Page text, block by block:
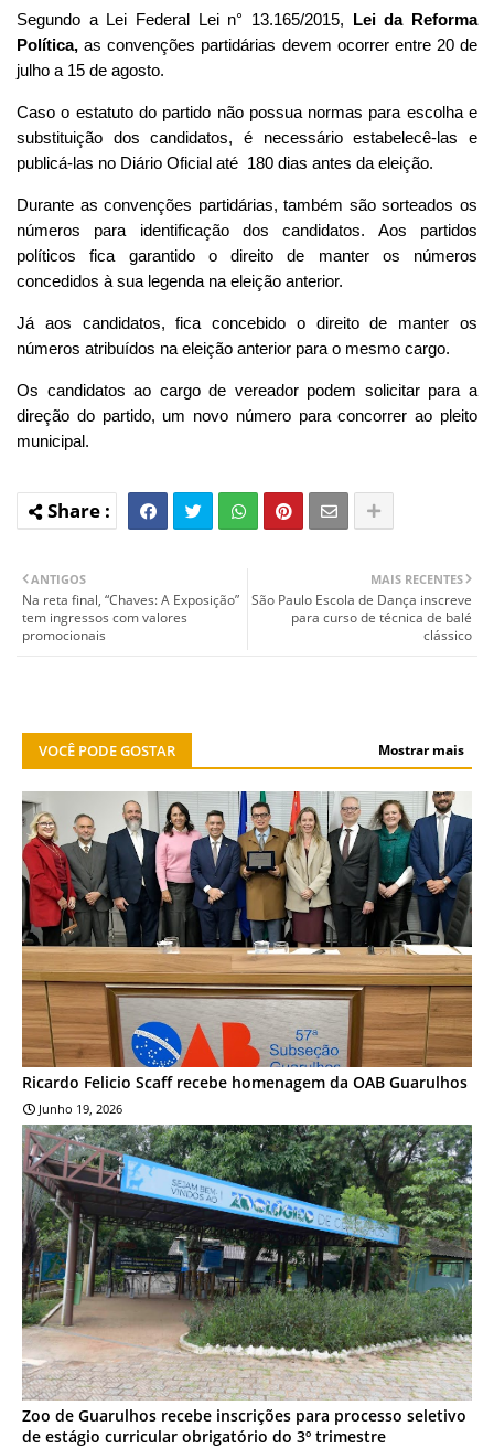
Segundo a Lei Federal Lei n° 13.165/2015, Lei da Reforma
Política, as convenções partidárias devem ocorrer entre 20 de
julho a 15 de agosto.
Caso o estatuto do partido não possua normas para escolha e
substituição dos candidatos, é necessário estabelecê-las e
publicá-las no Diário Oficial até 180 dias antes da eleição.
Durante as convenções partidárias, também são sorteados os
números para identificação dos candidatos. Aos partidos
políticos fica garantido o direito de manter os números
concedidos à sua legenda na eleição anterior.
Já aos candidatos, fica concebido o direito de manter os
números atribuídos na eleição anterior para o mesmo cargo.
Os candidatos ao cargo de vereador podem solicitar para a
direção do partido, um novo número para concorrer ao pleito
municipal.
MAIS RECENTES
São Paulo Escola de Dança inscreve
para curso de técnica de balé
clássico
ANTIGOS
Na reta final, “Chaves: A Exposição”
tem ingressos com valores
promocionais
VOCÊ PODE GOSTAR Mostrar mais
NOTÍCIA
Ricardo Felicio Scaff recebe homenagem da OAB Guarulhos
Junho 19, 2026
NOTÍCIA
Zoo de Guarulhos recebe inscrições para processo seletivo
de estágio curricular obrigatório do 3º trimestre